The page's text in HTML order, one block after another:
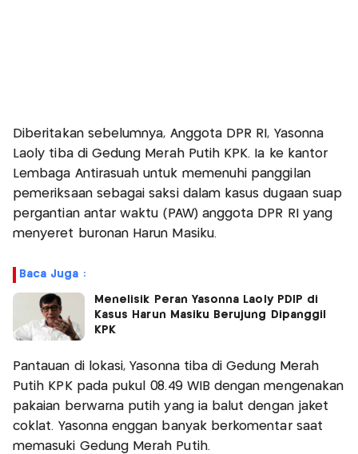
Diberitakan sebelumnya, Anggota DPR RI, Yasonna
Laoly tiba di Gedung Merah Putih KPK. Ia ke kantor
Lembaga Antirasuah untuk memenuhi panggilan
pemeriksaan sebagai saksi dalam kasus dugaan suap
pergantian antar waktu (PAW) anggota DPR RI yang
menyeret buronan Harun Masiku.
Baca Juga :
Menelisik Peran Yasonna Laoly PDIP di
Kasus Harun Masiku Berujung Dipanggil
KPK
Pantauan di lokasi, Yasonna tiba di Gedung Merah
Putih KPK pada pukul 08.49 WIB dengan mengenakan
pakaian berwarna putih yang ia balut dengan jaket
coklat. Yasonna enggan banyak berkomentar saat
memasuki Gedung Merah Putih.